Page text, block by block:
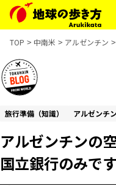
TOP 中南米 アルゼンチン
旅行準備（知識） アルゼンチ
アルゼンチンの
国立銀行のみです